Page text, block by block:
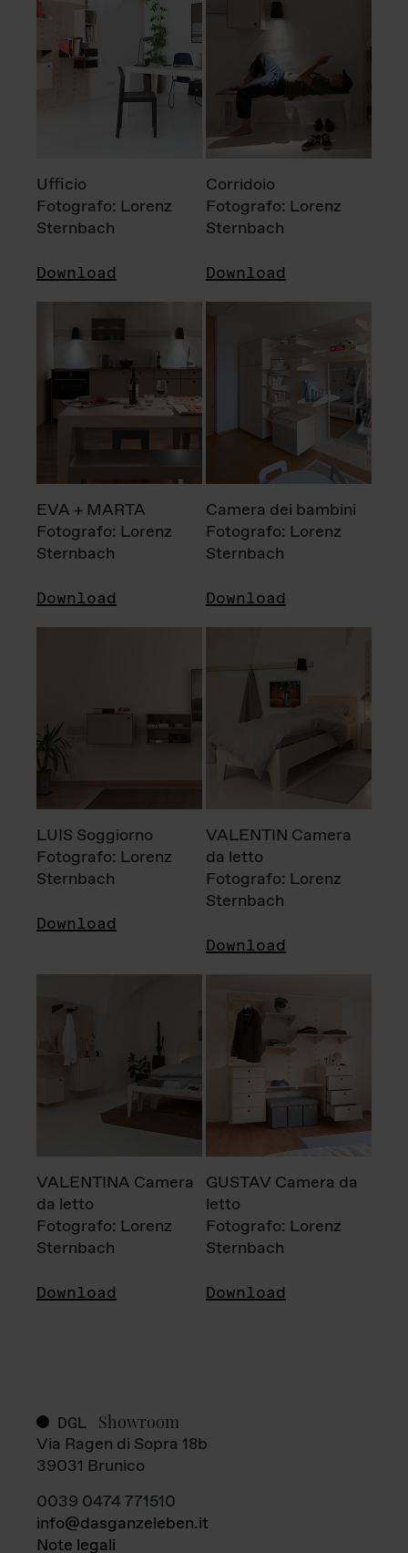
Ufficio
Fotografo: Lorenz
Sternbach
Download
Corridoio
Fotografo: Lorenz
Sternbach
Download
EVA + MARTA
Fotografo: Lorenz
Sternbach
Download
Camera dei bambini
Fotografo: Lorenz
Sternbach
Download
LUIS Soggiorno
Fotografo: Lorenz
Sternbach
Download
VALENTIN Camera
da letto
Fotografo: Lorenz
Sternbach
Download
VALENTINA Camera
da letto
Fotografo: Lorenz
Sternbach
Download
GUSTAV Camera da
letto
Fotografo: Lorenz
Sternbach
Download
DGL Showroom
Via Ragen di Sopra 18b
39031 Brunico
0039 0474 771510
info@dasganzeleben.it
Note legali